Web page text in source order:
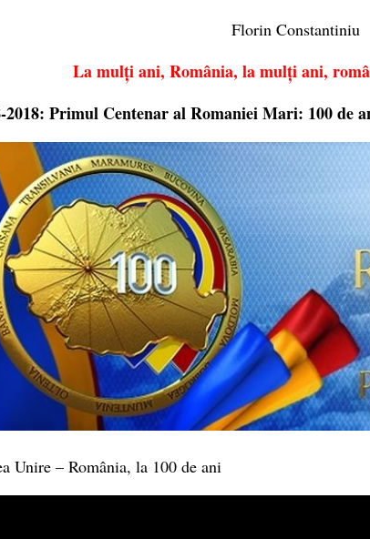
Florin Constantiniu
La mulți ani, România, la mulți ani,
2018: Primul Centenar al Romaniei Mari: 100 de
Unire – România, la 100 de ani